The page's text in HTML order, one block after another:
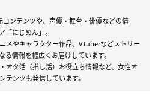
ンテンツや、声優・舞台・俳優などの情
「にじめん」。
メやキャラクター作品、VTuberなどストリー
情報を幅広くお届けしています。
オタ活（推し活）お役立ち情報など、女性オ
テンツも発信しています。